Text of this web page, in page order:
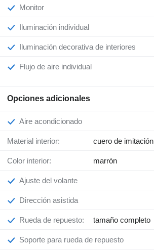
Monitor
Iluminación individual
Iluminación decorativa de interiores
Flujo de aire individual
Opciones adicionales
Aire acondicionado
Material interior: cuero de imitación
Color interior: marrón
Ajuste del volante
Dirección asistida
Rueda de repuesto: tamaño completo
Soporte para rueda de repuesto